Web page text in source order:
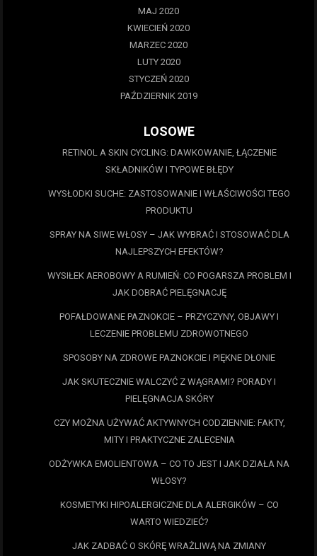
MAJ 2020
KWIECIEŃ 2020
MARZEC 2020
LUTY 2020
STYCZEŃ 2020
PAŹDZIERNIK 2019
LOSOWE
RETINOL A SKIN CYCLING: DAWKOWANIE, ŁĄCZENIE
SKŁADNIKÓW I TYPOWE BŁĘDY
WYSŁODKI SUCHE: ZASTOSOWANIE I WŁAŚCIWOŚCI TEGO
PRODUKTU
SPRAY NA SIWE WŁOSY – JAK WYBRAĆ I STOSOWAĆ DLA
NAJLEPSZYCH EFEKTÓW?
WYSIŁEK AEROBOWY A RUMIEŃ: CO POGARSZA PROBLEM I
JAK DOBRAĆ PIELĘGNACJĘ
POFAŁDOWANE PAZNOKCIE – PRZYCZYNY, OBJAWY I
LECZENIE PROBLEMU ZDROWOTNEGO
SPOSOBY NA ZDROWE PAZNOKCIE I PIĘKNE DŁONIE
JAK SKUTECZNIE WALCZYĆ Z WĄGRAMI? PORADY I
PIELĘGNACJA SKÓRY
CZY MOŻNA UŻYWAĆ AKTYWNYCH CODZIENNIE: FAKTY,
MITY I PRAKTYCZNE ZALECENIA
ODŻYWKA EMOLIENTOWA – CO TO JEST I JAK DZIAŁA NA
WŁOSY?
KOSMETYKI HIPOALERGICZNE DLA ALERGIKÓW – CO
WARTO WIEDZIEĆ?
JAK ZADBAĆ O SKÓRĘ WRAŻLIWĄ NA ZMIANY